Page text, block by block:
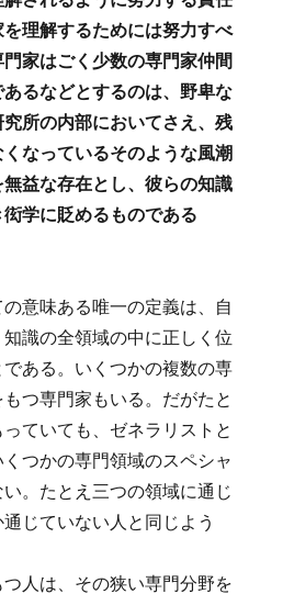
理解するためには努力すべ
家はごく少数の専門家仲間
るなどとするのは、野卑な
所の内部においてさえ、残
なっているそのような風潮
益な存在とし、彼らの知識
学に貶めるものである
意味ある唯一の定義は、自
識の全領域の中に正しく位
ある。いくつかの複数の専
つ専門家もいる。だがたと
ていても、ゼネラリストと
つかの専門領域のスペシャ
。たとえ三つの領域に通じ
じていない人と同じよう
人は、その狭い専門分野を